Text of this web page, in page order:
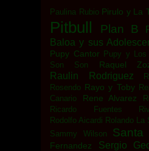
Paulina Rubio Pirulo y La
Pitbull Plan B
Baloa y sus
Pupy Cantor Pupy y Los
Son Son
Raquel
Raulin Rodriguez
Rosendo Rayo y Toby
Canario
Rene Alvarez
Ricardo Fuentes
Rodolfo Aicardi Rolando La
Sammy Wilson
Santa
Fernandez
Sergio